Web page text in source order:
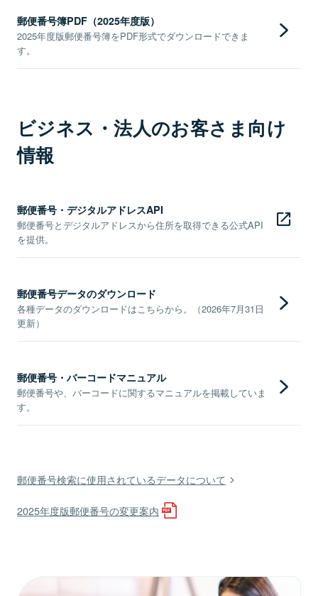
郵便番号簿PDF（2025年度版）
2025年度版郵便番号簿をPDF形式でダウンロードできま
す。
ビジネス・法人のお客さま向け
情報
郵便番号・デジタルアドレスAPI
郵便番号とデジタルアドレスから住所を取得できる公式API
を提供。
郵便番号データのダウンロード
各種データのダウンロードはこちらから。（2026年7月31日
更新）
郵便番号・バーコードマニュアル
郵便番号や、バーコードに関するマニュアルを掲載していま
す。
郵便番号検索に使用されているデータについて
2025年度版郵便番号の変更案内